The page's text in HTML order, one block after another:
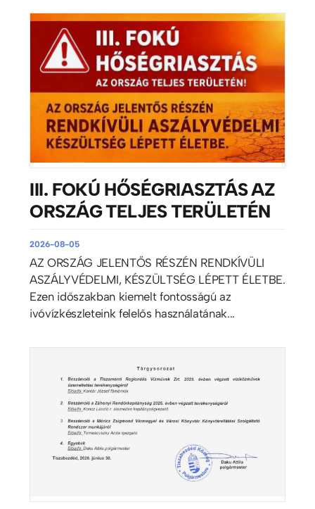
III. FOKÚ HŐSÉGRIASZTÁS AZ
ORSZÁG TELJES TERÜLETÉN
2026-08-05
AZ ORSZÁG JELENTŐS RÉSZÉN RENDKÍVÜLI
ASZÁLYVÉDELMI, KÉSZÜLTSÉG LÉPETT ÉLETBE.
Ezen időszakban kiemelt fontosságú az
ivóvízkészleteink felelős használatának...